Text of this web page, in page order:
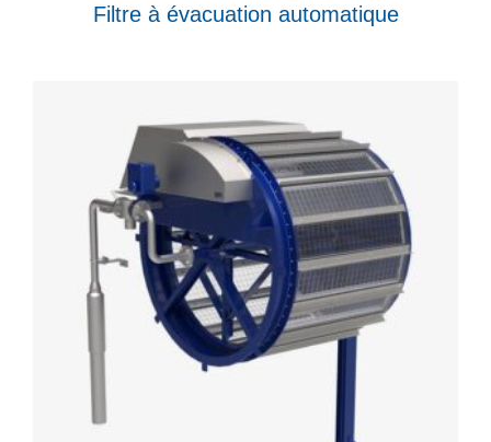
Filtre à évacuation automatique